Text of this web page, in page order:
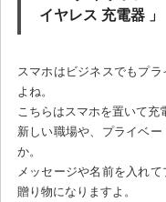
イヤレス 充電器 」
スマホはビジネスでもプ
よね。
こちらはスマホを置いて充
新しい職場や、プライベ
か。
メッセージや名前を入れ
贈り物になりますよ。